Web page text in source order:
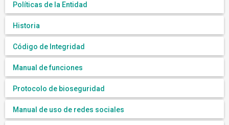
Políticas de la Entidad
Historia
Código de Integridad
Manual de funciones
Protocolo de bioseguridad
Manual de uso de redes sociales